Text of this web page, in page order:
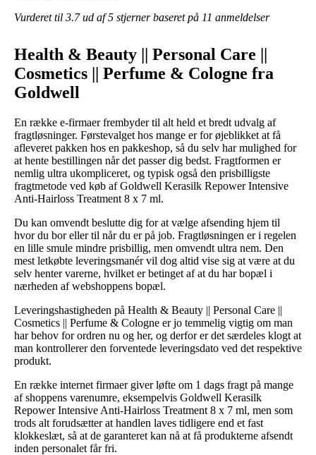
Vurderet til 3.7ud af 5 stjerner baseret på 11 anmeldelser
Health & Beauty || Personal Care ||
Cosmetics || Perfume & Cologne fra
Goldwell
En række e-firmaer frembyder til alt held et bredt udvalg af
fragtløsninger. Førstevalget hos mange er for øjeblikket at få
afleveret pakken hos en pakkeshop, så du selv har mulighed for
at hente bestillingen når det passer dig bedst. Fragtformen er
nemlig ultra ukompliceret, og typisk også den prisbilligste
fragtmetode ved køb af Goldwell Kerasilk Repower Intensive
Anti-Hairloss Treatment 8 x 7 ml.
Du kan omvendt beslutte dig for at vælge afsending hjem til
hvor du bor eller til når du er på job. Fragtløsningen er i regelen
en lille smule mindre prisbillig, men omvendt ultra nem. Den
mest letkøbte leveringsmanér vil dog altid vise sig at være at du
selv henter varerne, hvilket er betinget af at du har bopæl i
nærheden af webshoppens bopæl.
Leveringshastigheden på Health & Beauty || Personal Care ||
Cosmetics || Perfume & Cologne er jo temmelig vigtig om man
har behov for ordren nu og her, og derfor er det særdeles klogt at
man kontrollerer den forventede leveringsdato ved det respektive
produkt.
En række internet firmaer giver løfte om 1 dags fragt på mange
af shoppens varenumre, eksempelvis Goldwell Kerasilk
Repower Intensive Anti-Hairloss Treatment 8 x 7 ml, men som
trods alt forudsætter at handlen laves tidligere end et fast
klokkeslæt, så at de garanteret kan nå at få produkterne afsendt
inden personalet får fri.